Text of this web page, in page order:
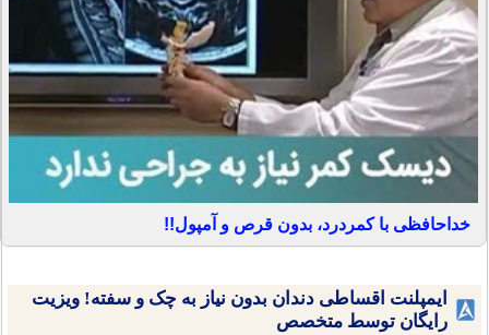
خداحافظی با کمردرد، بدون قرص و آمپول!!
ایمپلنت اقساطی دندان بدون نیاز به چک و سفته! ویزیت
رایگان توسط متخصص